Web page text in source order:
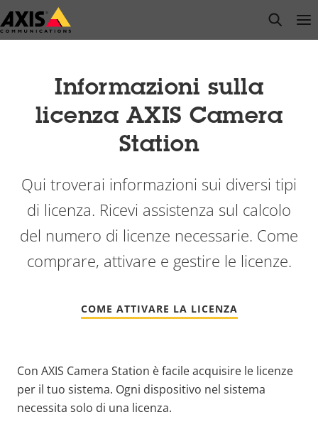
Salta
al
open
Informazioni sulla
licenza AXIS Camera
Station
Qui troverai informazioni sui diversi tipi
di licenza. Ricevi assistenza sul calcolo
del numero di licenze necessarie. Come
comprare, attivare e gestire le licenze.
COME ATTIVARE LA LICENZA
Con AXIS Camera Station è facile acquisire le licenze
per il tuo sistema. Ogni dispositivo nel sistema
necessita solo di una licenza.